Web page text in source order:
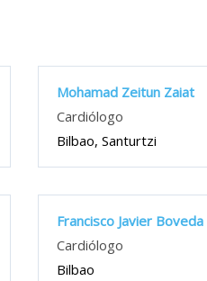
Mohamad Zeitun Zaiat
Cardiólogo
Bilbao, Santurtzi
Francisco Javier
Cardiólogo
Bilbao